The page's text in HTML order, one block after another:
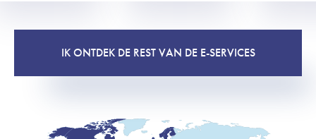
IK ONTDEK DE REST VAN DE E-SERVICES